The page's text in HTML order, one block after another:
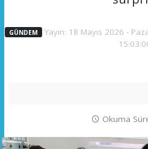
GÜNDEM Yayın: 18 Mayıs 2026 -
Okuma